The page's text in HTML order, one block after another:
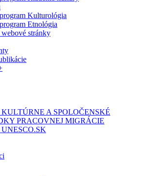
Kulturológia
Etnológia
stránky
A SPOLOČENSKÉ
PRACOVNEJ MIGRÁCIE